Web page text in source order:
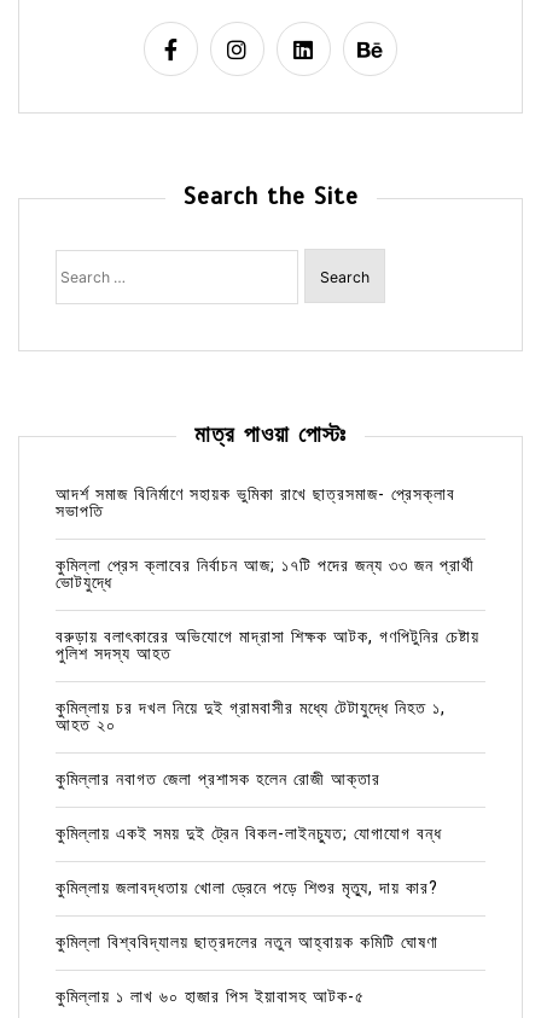
Search the Site
Search
for:
মাত্র পাওয়া পোস্টঃ
আদর্শ সমাজ বিনির্মাণে সহায়ক ভুমিকা রাখে ছাত্রসমাজ- প্রেসক্লাব
সভাপতি
কুমিল্লা প্রেস ক্লাবের নির্বাচন আজ; ১৭টি পদের জন্য ৩৩ জন প্রার্থী
ভোটযুদ্ধে
বরুড়ায় বলাৎকারের অভিযোগে মাদ্রাসা শিক্ষক আটক, গণপিটুনির চেষ্টায়
পুলিশ সদস্য আহত
কুমিল্লায় চর দখল নিয়ে দুই গ্রামবাসীর মধ্যে টেটাযুদ্ধে নিহত ১,
আহত ২০
কুমিল্লার নবাগত জেলা প্রশাসক হলেন রোজী আক্তার
কুমিল্লায় একই সময় দুই ট্রেন বিকল-লাইনচ্যুত; যোগাযোগ বন্ধ
কুমিল্লায় জলাবদ্ধতায় খোলা ড্রেনে পড়ে শিশুর মৃত্যু, দায় কার?
কুমিল্লা বিশ্ববিদ্যালয় ছাত্রদলের নতুন আহ্বায়ক কমিটি ঘোষণা
কুমিল্লায় ১ লাখ ৬০ হাজার পিস ইয়াবাসহ আটক-৫